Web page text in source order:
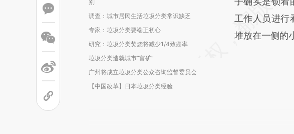
别
调查：城市居民生活垃圾分类常识缺乏
专家：垃圾分类要端正初心
研究：垃圾分类焚烧将减少1/4致癌率
垃圾分类造就城市“富矿”
广州将成立垃圾分类公众咨询监督委员会
【中国改革】日本垃圾分类经验
工作人员进行
堆放在一侧的